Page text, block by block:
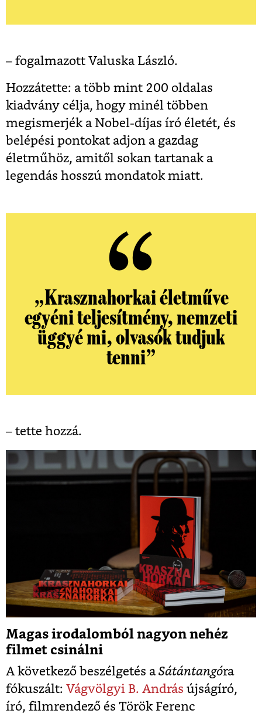
– fogalmazott Valuska László.
Hozzátette: a több mint 200 oldalas
kiadvány célja, hogy minél többen
megismerjék a Nobel-díjas író életét, és
belépési pontokat adjon a gazdag
életműhöz, amitől sokan tartanak a
legendás hosszú mondatok miatt.
„Krasznahorkai életműve
egyéni teljesítmény, nemzeti
üggyé mi, olvasók tudjuk
tenni”
– tette hozzá.
Magas irodalomból nagyon nehéz
filmet csinálni
A következő beszélgetés aSátántangóra
fókuszált: Vágvölgyi B. András újságíró,
író, filmrendező és Török Ferenc